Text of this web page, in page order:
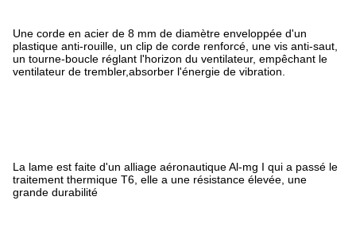
Une corde en acier de 8 mm de diamètre enveloppée d'un
plastique anti-rouille, un clip de corde renforcé, une vis anti-saut,
un tourne-boucle réglant l'horizon du ventilateur, empêchant le
ventilateur de trembler,absorber l'énergie de vibration.
La lame est faite d'un alliage aéronautique Al-mg I qui a passé le
traitement thermique T6, elle a une résistance élevée, une
grande durabilité